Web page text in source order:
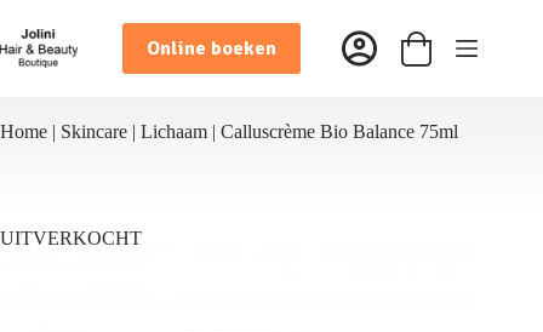
naar
de
inhoud
Online boeken Winkelwagen
Home | Skincare | Lichaam | Calluscrème Bio Balance 75ml
UITVERKOCHT